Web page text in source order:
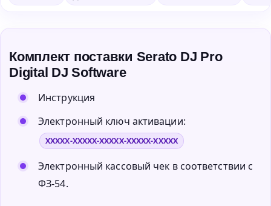
Комплект поставки Serato DJ Pro
Digital DJ Software
Инструкция
Электронный ключ активации:
XXXXX-XXXXX-XXXXX-XXXXX-XXXXX
Электронный кассовый чек в соответствии с
ФЗ-54.